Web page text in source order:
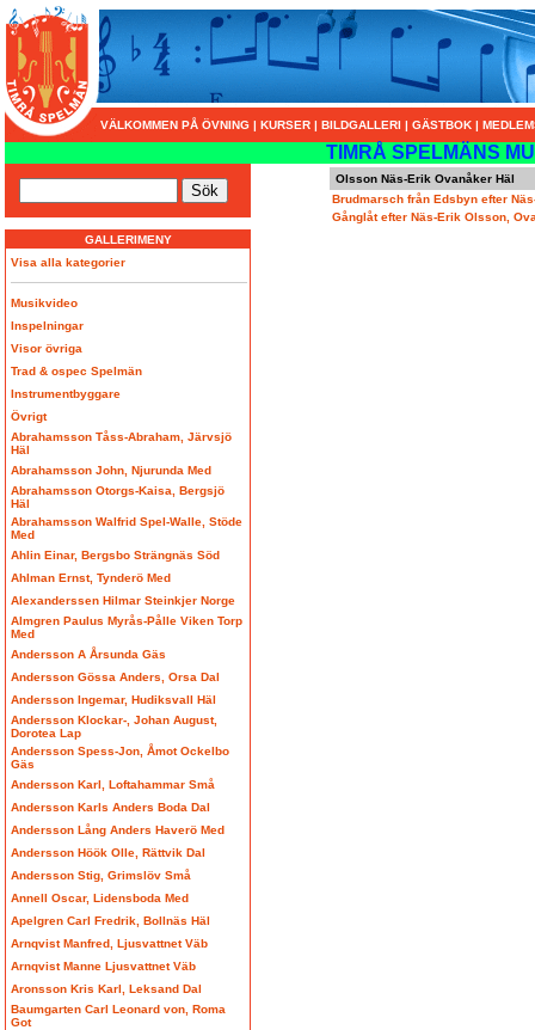
VÄLKOMMEN PÅ ÖVNING | KURSER | BILDGALLERI | GÄSTBOK |
TIMRÅ SPELMÄNS
GALLERIMENY
Visa alla kategorier
Musikvideo
Inspelningar
Visor övriga
Trad & ospec Spelmän
Instrumentbyggare
Övrigt
Abrahamsson Tåss-Abraham, Järvsjö
Häl
Abrahamsson John, Njurunda Med
Abrahamsson Otorgs-Kaisa, Bergsjö
Häl
Abrahamsson Walfrid Spel-Walle, Stöde
Med
Ahlin Einar, Bergsbo Strängnäs Söd
Ahlman Ernst, Tynderö Med
Alexanderssen Hilmar Steinkjer Norge
Almgren Paulus Myrås-Pålle Viken Torp
Med
Andersson A Årsunda Gäs
Andersson Gössa Anders, Orsa Dal
Andersson Ingemar, Hudiksvall Häl
Andersson Klockar-, Johan August,
Dorotea Lap
Andersson Spess-Jon, Åmot Ockelbo
Gäs
Andersson Karl, Loftahammar Små
Andersson Karls Anders Boda Dal
Andersson Lång Anders Haverö Med
Andersson Höök Olle, Rättvik Dal
Andersson Stig, Grimslöv Små
Annell Oscar, Lidensboda Med
Apelgren Carl Fredrik, Bollnäs Häl
Arnqvist Manfred, Ljusvattnet Väb
Arnqvist Manne Ljusvattnet Väb
Aronsson Kris Karl, Leksand Dal
Baumgarten Carl Leonard von, Roma
Got
Olsson Näs-Erik Ovanåker Häl
Brudmarsch från Edsbyn efter
Gånglåt efter Näs-Erik Olsson,